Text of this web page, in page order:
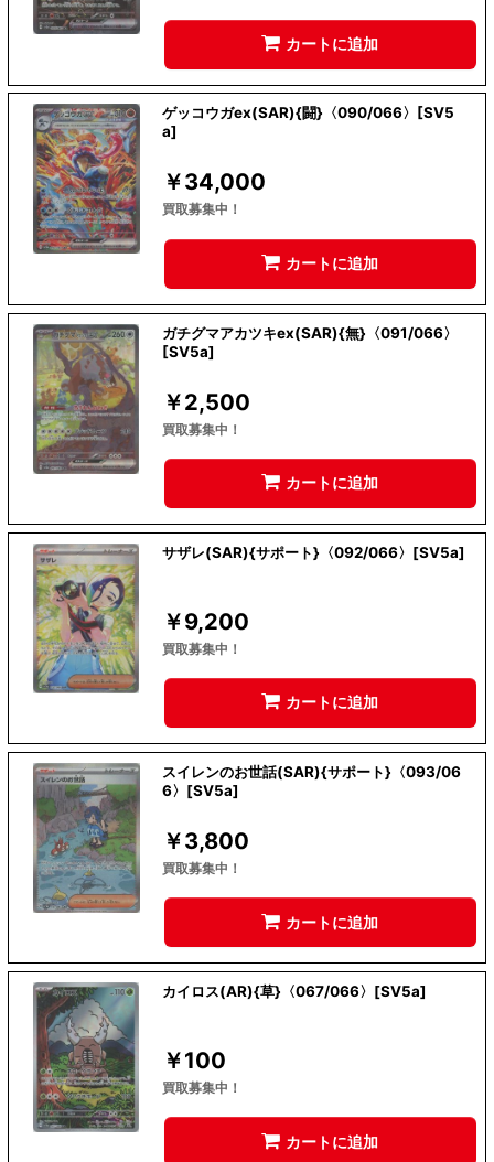
カートに追加
ゲッコウガex(SAR){闘}〈090/066〉[SV5
a]
￥34,000
買取募集中！
カートに追加
ガチグマアカツキex(SAR){無}〈091/066〉
[SV5a]
￥2,500
買取募集中！
カートに追加
サザレ(SAR){サポート}〈092/066〉[SV5a]
￥9,200
買取募集中！
カートに追加
スイレンのお世話(SAR){サポート}〈093/06
6〉[SV5a]
￥3,800
買取募集中！
カートに追加
カイロス(AR){草}〈067/066〉[SV5a]
￥100
買取募集中！
カートに追加